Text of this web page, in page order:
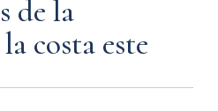
de la
costa este